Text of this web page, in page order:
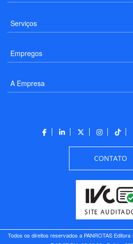
Serviços
Empregos
A Empresa
CONTATO
Todos os direitos reservados a PANROTAS Editora